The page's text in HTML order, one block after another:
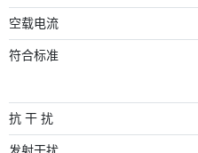
空载电流
符合标准
抗 干 扰